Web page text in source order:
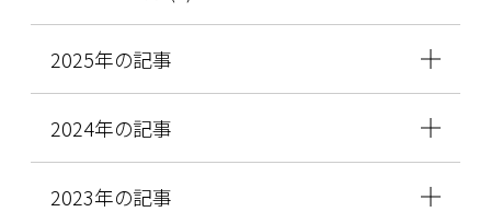
2025年の記事
2024年の記事
2023年の記事